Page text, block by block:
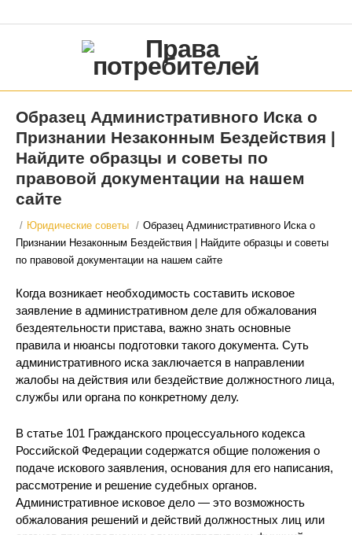
Образец Административного Иска о
Признании Незаконным Бездействия |
Найдите образцы и советы по
правовой документации на нашем
сайте
/ Юридические советы / Образец Административного Иска о
Признании Незаконным Бездействия | Найдите образцы и советы
по правовой документации на нашем сайте
Когда возникает необходимость составить исковое
заявление в административном деле для обжалования
бездеятельности пристава, важно знать основные
правила и нюансы подготовки такого документа. Суть
административного иска заключается в направлении
жалобы на действия или бездействие должностного лица,
службы или органа по конкретному делу.
В статье 101 Гражданского процессуального кодекса
Российской Федерации содержатся общие положения о
подаче искового заявления, основания для его написания,
рассмотрение и решение судебных органов.
Административное исковое дело — это возможность
обжалования решений и действий должностных лиц или